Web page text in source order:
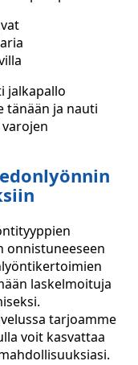
jalkapallo
tänään ja nauti
onnistuneeseen
laskelmoituja
tarjoamme
voit kasvattaa